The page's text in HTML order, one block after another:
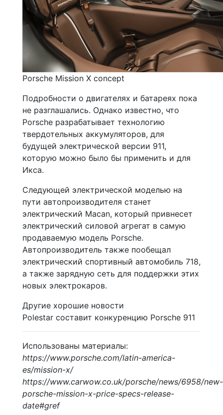
Porsche Mission X concept
Подробности о двигателях и батареях пока
не разглашались. Однако известно, что
Porsche разрабатывает технологию
твердотельных аккумуляторов, для
будущей электрической версии 911,
которую можно было бы применить и для
Икса.
Следующей электрической моделью на
пути автопроизводителя станет
электрический Macan, который привнесет
электрический силовой агрегат в самую
продаваемую модель Porsche.
Автопроизводитель также пообещал
электрический спортивный автомобиль 718,
а также зарядную сеть для поддержки этих
новых электрокаров.
Другие хорошие новости
Polestar составит конкуренцию Porsche 911
Использованы материалы:
https://www.porsche.com/latin-america-
es/mission-x/
https://www.carwow.co.uk/porsche/news/6958/new-
porsche-mission-x-price-specs-release-
date#gref